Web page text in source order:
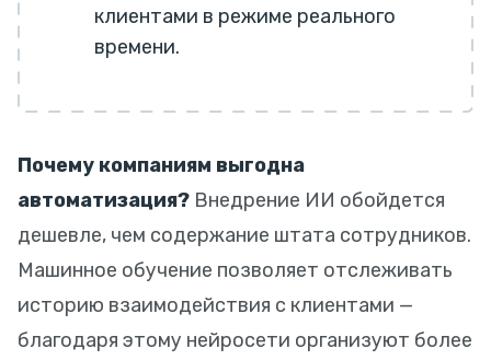
клиентами в режиме реального
времени.
Почему компаниям выгодна
автоматизация? Внедрение ИИ обойдется
дешевле, чем содержание штата сотрудников.
Машинное обучение позволяет отслеживать
историю взаимодействия с клиентами —
благодаря этому нейросети организуют более